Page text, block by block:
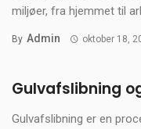
miljøer, fra hjemmet til
By Admin oktober 18,
Gulvafslibning
Gulvafslibning er en